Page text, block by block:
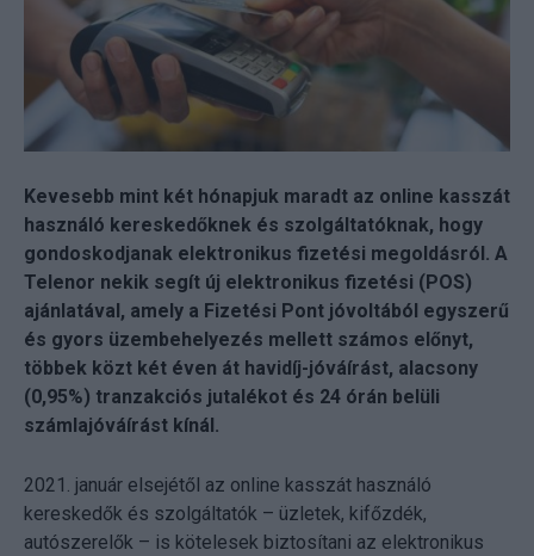
Kevesebb mint két hónapjuk maradt az online kasszát
használó kereskedőknek és szolgáltatóknak, hogy
gondoskodjanak elektronikus fizetési megoldásról. A
Telenor nekik segít új elektronikus fizetési (POS)
ajánlatával, amely a Fizetési Pont jóvoltából egyszerű
és gyors üzembehelyezés mellett számos előnyt,
többek közt két éven át havidíj-jóváírást, alacsony
(0,95%) tranzakciós jutalékot és 24 órán belüli
számlajóváírást kínál.
2021. január elsejétől az online kasszát használó
kereskedők és szolgáltatók – üzletek, kifőzdék,
autószerelők – is kötelesek biztosítani az elektronikus